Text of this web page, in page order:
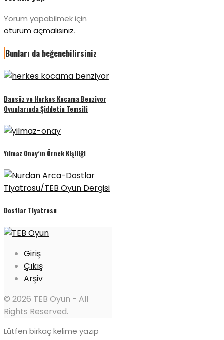
Yorum yapabilmek için
oturum açmalısınız.
Bunları da beğenebilirsiniz
Dansöz ve Herkes Kocama Benziyor
Oyunlarında Şiddetin Temsili
Yılmaz Onay’ın Örnek Kişiliği
Dostlar Tiyatrosu
Giriş
Çıkış
Arşiv
© 2026 TEB Oyun - All
Rights Reserved.
Lütfen birkaç kelime yazıp